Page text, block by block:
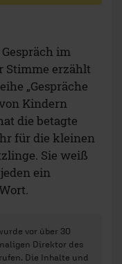
im
Stimme erzählt
„Gespräche
Kindern
die betagte
für die kleinen
Sie weiß
ein
vor über 30
Direktor des
Die Inhalte und